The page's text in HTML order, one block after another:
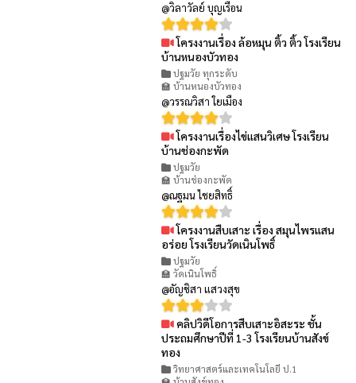
@วิลาวัลย์ บุญเรือน
โครงงานเรื่อง ล้อหมุน ติ้ว ติ้ว โรงเรียน
บ้านหนองบัวทอง
ปฐมวัย ทุกระดับ
🏫 บ้านหนองบัวทอง
@วรรณวิสา ใยเมือง
โครงงานเรื่องไข่แสนวิเศษ โรงเรียน
บ้านช่องกะพัด
ปฐมวัย
🏫 บ้านช่องกะพัด
@ณฐมน ไชยสิทธิ์
โครงงานสืบเสาะ เรื่อง สมุนไพรแสน
อร่อย โรงเรียนวัดเนินโพธิ์
ปฐมวัย
🏫 วัดเนินโพธิ์
@อัญชิสา แสวงสุข
คลิปวิดีโอการสืบเสาะอิสะระ ชั้น
ประถมศึกษาปีที่ 1-3 โรงเรียนบ้านสังข์
ทอง
วิทยาศาสตร์และเทคโนโลยี ป.1